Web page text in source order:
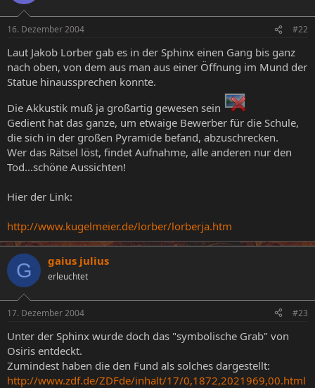
16. Dezember 2004 #22
Laut Jakob Lorber gab es in der Sphinx einen Gang bis ganz
nach oben, von dem aus man aus einer Öffnung im Mund der
Statue hinaussprechen konnte.
Die Akkustik muß ja großartig gewesen sein
Gedient hat das ganze, um etwaige Bewerber für die Schule,
die sich in der großen Pyramide befand, abzuschrecken.
Wer das Rätsel löst, findet Aufnahme, alle anderen nur den
Tod...schöne Aussichten!
Hier der Link:
http://www.kugelmeier.de/lorber/lorberja.htm
G gaius julius
erleuchtet
17. Dezember 2004 #23
Unter der Sphinx wurde doch das "symbolische Grab" von
Osiris entdeckt.
Zumindest haben die den Fund als solches dargestellt:
http://www.zdf.de/ZDFde/inhalt/17/0,1872,2021969,00.html